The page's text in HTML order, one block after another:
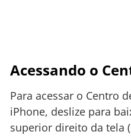
Acessando o
Para acessar o Centro
iPhone, deslize para
superior direito da tela